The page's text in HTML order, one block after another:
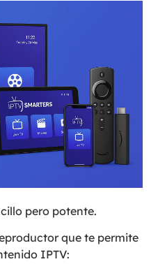
pero potente.
que te permite
IPTV: